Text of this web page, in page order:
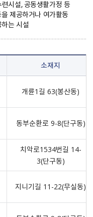
시설, 공동생활가정 등
제공하거나 여가활동
는 시설
소재지
개륜1길 63(봉산동)
동부순환로 9-8(단구동)
치악로1534번길 14-
3(단구동)
지니기길 11-22(무실동)